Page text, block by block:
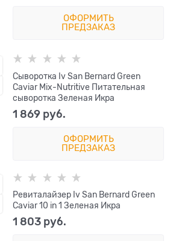
ОФОРМИТЬ
ПРЕДЗАКАЗ
Сыворотка Iv San Bernard Green
Caviar Mix-Nutritive Питательная
сыворотка Зеленая Икра
1 869 руб.
ОФОРМИТЬ
ПРЕДЗАКАЗ
Ревиталайзер Iv San Bernard Green
Caviar 10 in 1 Зеленая Икра
1 803 руб.